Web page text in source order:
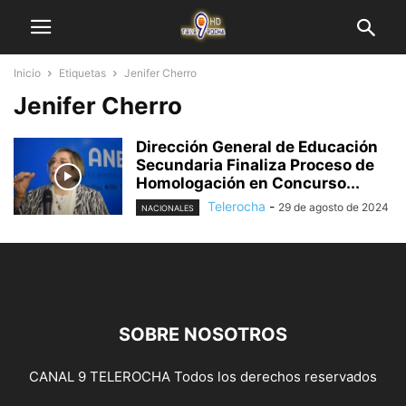
Inicio Etiquetas Jenifer Cherro
Jenifer Cherro
Dirección General de Educación
Secundaria Finaliza Proceso de
Homologación en Concurso...
NACIONALES Telerocha - 29 de agosto de 2024
SOBRE NOSOTROS
CANAL 9 TELEROCHA Todos los derechos reservados